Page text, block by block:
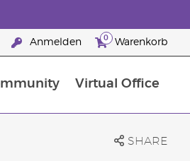
Anmelden 0 Warenkorb
Virtual Office
SHARE